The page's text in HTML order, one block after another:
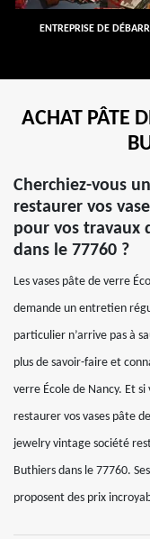
ENTREPRISE DE
ACHAT PÂTE
Cherchiez-vous
restaurer vos
pour vos travaux
dans le 77760 ?
Les vases pâte de verre
demande un entretien
particulier n’arrive pas à
plus de savoir-faire et
verre École de Nancy. Et
restaurer vos vases pâte
jewelry vintage société
Buthiers dans le 77760.
proposent des prix